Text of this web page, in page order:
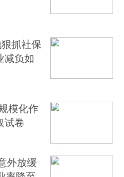
狠抓社保
减负如
模化作
试卷
外放缓